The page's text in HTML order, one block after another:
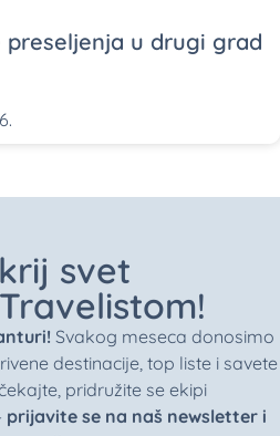
u drugi grad
svet
Svakog meseca donosimo
destinacije, top liste i savete
pridružite se ekipi
prijavite se na naš newsletter i